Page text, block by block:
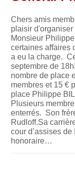
Chers amis
plaisir
Monsieur
certaines affaires
a eu la charge.
septembre de
nombre de place
membres et 15 €
place Philippe
Plusieurs
enterrés. Son
Rudloff.Sa
cour d’assises
honoraire…